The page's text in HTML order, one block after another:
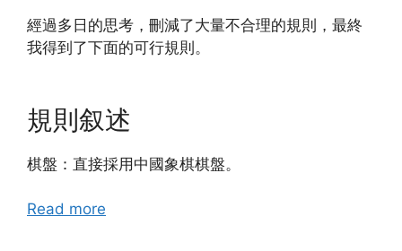
經過多日的思考，刪減了大量不合理的規則，最終
我得到了下面的可行規則。
規則叙述
棋盤：直接採用中國象棋棋盤。
Read more